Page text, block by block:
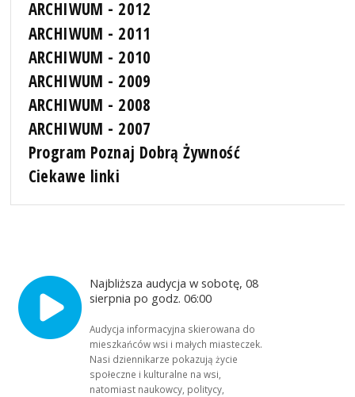
ARCHIWUM - 2012
ARCHIWUM - 2011
ARCHIWUM - 2010
ARCHIWUM - 2009
ARCHIWUM - 2008
ARCHIWUM - 2007
Program Poznaj Dobrą Żywność
Ciekawe linki
Najbliższa audycja w sobotę, 08
sierpnia po godz. 06:00
Audycja informacyjna skierowana do
mieszkańców wsi i małych miasteczek.
Nasi dziennikarze pokazują życie
społeczne i kulturalne na wsi,
natomiast naukowcy, politycy,